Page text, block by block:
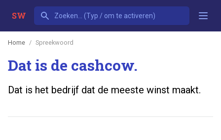
SW
Home Spreekwoord
Dat is de cashcow.
Dat is het bedrijf dat de meeste winst maakt.